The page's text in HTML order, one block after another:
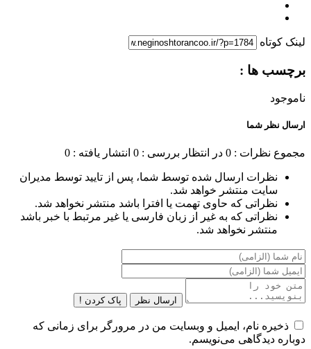
لینک کوتاه
برچسب ها :
ناموجود
ارسال نظر شما
مجموع نظرات : 0 در انتظار بررسی : 0 انتشار یافته : 0
نظرات ارسال شده توسط شما، پس از تایید توسط مدیران
سایت منتشر خواهد شد.
نظراتی که حاوی تهمت یا افترا باشد منتشر نخواهد شد.
نظراتی که به غیر از زبان فارسی یا غیر مرتبط با خبر باشد
منتشر نخواهد شد.
ارسال نظر پاک کردن !
ذخیره نام، ایمیل و وبسایت من در مرورگر برای زمانی که
دوباره دیدگاهی می‌نویسم.